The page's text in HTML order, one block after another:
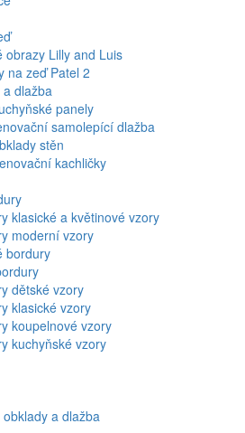
obrazy Lilly and Luis
na zeď Patel 2
dlažba
panely
samolepící dlažba
stěn
kachličky
klasické a květinové vzory
moderní vzory
bordury
dětské vzory
klasické vzory
koupelnové vzory
kuchyňské vzory
a dlažba